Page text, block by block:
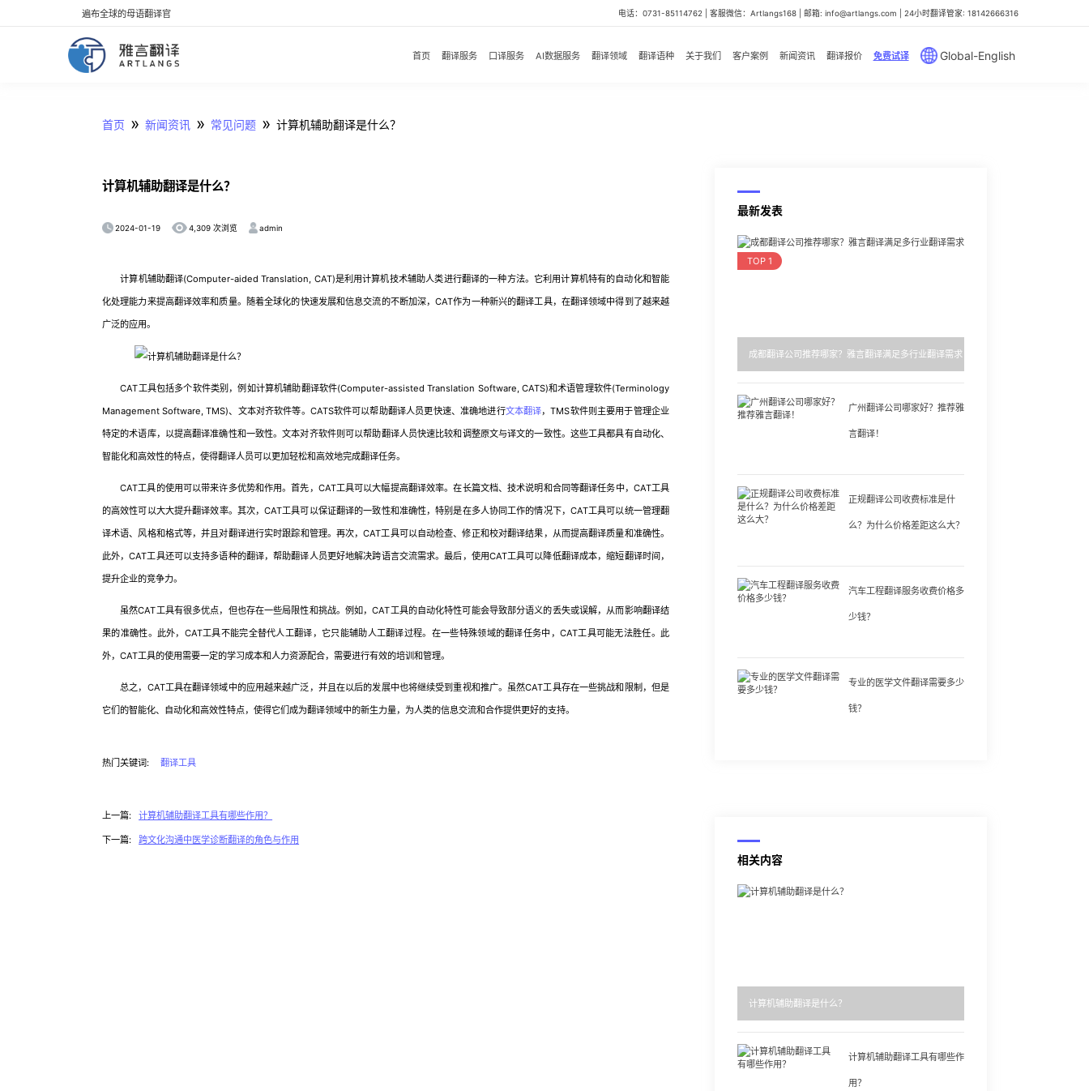
遍布全球的母语翻译官 电话：0731-85114762 | 客服微信：Artlangs168 | 邮箱: info@artlangs.com | 24小时翻译管家: 18142666316
首页 翻译服务 口译服务 AI数据服务 翻译领域 翻译语种 关于我们 客户案例 新闻资讯 翻译报价 免费试译 Global-English
首页 » 新闻资讯 » 常见问题 » 计算机辅助翻译是什么？
计算机辅助翻译是什么？
2024-01-19 4,309 次浏览 admin
计算机辅助翻译(Computer-aided Translation, CAT)是利用计算机技术辅助人类进行翻译的一种方法。它利用计算机特有的自动化和智能
化处理能力来提高翻译效率和质量。随着全球化的快速发展和信息交流的不断加深，CAT作为一种新兴的翻译工具，在翻译领域中得到了越来越
广泛的应用。
CAT工具包括多个软件类别，例如计算机辅助翻译软件(Computer-assisted Translation Software, CATS)和术语管理软件(Terminology
Management Software, TMS)、文本对齐软件等。CATS软件可以帮助翻译人员更快速、准确地进行文本翻译，TMS软件则主要用于管理企业
特定的术语库，以提高翻译准确性和一致性。文本对齐软件则可以帮助翻译人员快速比较和调整原文与译文的一致性。这些工具都具有自动化、
智能化和高效性的特点，使得翻译人员可以更加轻松和高效地完成翻译任务。
CAT工具的使用可以带来许多优势和作用。首先，CAT工具可以大幅提高翻译效率。在长篇文档、技术说明和合同等翻译任务中，CAT工具
的高效性可以大大提升翻译效率。其次，CAT工具可以保证翻译的一致性和准确性，特别是在多人协同工作的情况下，CAT工具可以统一管理翻
译术语、风格和格式等，并且对翻译进行实时跟踪和管理。再次，CAT工具可以自动检查、修正和校对翻译结果，从而提高翻译质量和准确性。
此外，CAT工具还可以支持多语种的翻译，帮助翻译人员更好地解决跨语言交流需求。最后，使用CAT工具可以降低翻译成本，缩短翻译时间，
提升企业的竞争力。
虽然CAT工具有很多优点，但也存在一些局限性和挑战。例如，CAT工具的自动化特性可能会导致部分语义的丢失或误解，从而影响翻译结
果的准确性。此外，CAT工具不能完全替代人工翻译，它只能辅助人工翻译过程。在一些特殊领域的翻译任务中，CAT工具可能无法胜任。此
外，CAT工具的使用需要一定的学习成本和人力资源配合，需要进行有效的培训和管理。
总之，CAT工具在翻译领域中的应用越来越广泛，并且在以后的发展中也将继续受到重视和推广。虽然CAT工具存在一些挑战和限制，但是
它们的智能化、自动化和高效性特点，使得它们成为翻译领域中的新生力量，为人类的信息交流和合作提供更好的支持。
热门关键词: 翻译工具
上一篇: 计算机辅助翻译工具有哪些作用？
下一篇: 跨文化沟通中医学诊断翻译的角色与作用
最新发表
TOP 1
成都翻译公司推荐哪家？雅言翻译满足多行业翻译需求
广州翻译公司哪家好？推荐雅
言翻译！
正规翻译公司收费标准是什
么？为什么价格差距这么大？
汽车工程翻译服务收费价格多
少钱？
专业的医学文件翻译需要多少
钱？
相关内容
计算机辅助翻译是什么？
计算机辅助翻译工具有哪些作
用？